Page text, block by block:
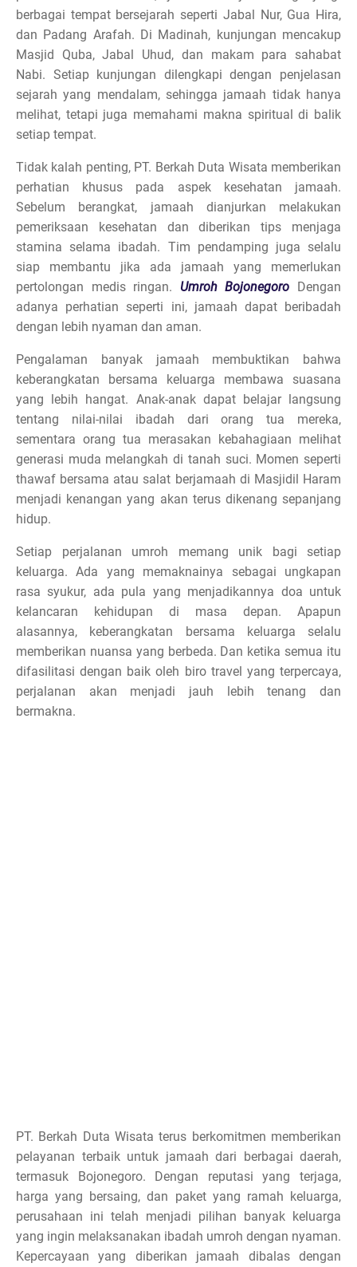
berbagai tempat bersejarah seperti Jabal Nur, Gua Hira,
dan Padang Arafah. Di Madinah, kunjungan mencakup
Masjid Quba, Jabal Uhud, dan makam para sahabat
Nabi. Setiap kunjungan dilengkapi dengan penjelasan
sejarah yang mendalam, sehingga jamaah tidak hanya
melihat, tetapi juga memahami makna spiritual di balik
setiap tempat.
Tidak kalah penting, PT. Berkah Duta Wisata memberikan
perhatian khusus pada aspek kesehatan jamaah.
Sebelum berangkat, jamaah dianjurkan melakukan
pemeriksaan kesehatan dan diberikan tips menjaga
stamina selama ibadah. Tim pendamping juga selalu
siap membantu jika ada jamaah yang memerlukan
pertolongan medis ringan. Umroh Bojonegoro Dengan
adanya perhatian seperti ini, jamaah dapat beribadah
dengan lebih nyaman dan aman.
Pengalaman banyak jamaah membuktikan bahwa
keberangkatan bersama keluarga membawa suasana
yang lebih hangat. Anak-anak dapat belajar langsung
tentang nilai-nilai ibadah dari orang tua mereka,
sementara orang tua merasakan kebahagiaan melihat
generasi muda melangkah di tanah suci. Momen seperti
thawaf bersama atau salat berjamaah di Masjidil Haram
menjadi kenangan yang akan terus dikenang sepanjang
hidup.
Setiap perjalanan umroh memang unik bagi setiap
keluarga. Ada yang memaknainya sebagai ungkapan
rasa syukur, ada pula yang menjadikannya doa untuk
kelancaran kehidupan di masa depan. Apapun
alasannya, keberangkatan bersama keluarga selalu
memberikan nuansa yang berbeda. Dan ketika semua itu
difasilitasi dengan baik oleh biro travel yang terpercaya,
perjalanan akan menjadi jauh lebih tenang dan
bermakna.
PT. Berkah Duta Wisata terus berkomitmen memberikan
pelayanan terbaik untuk jamaah dari berbagai daerah,
termasuk Bojonegoro. Dengan reputasi yang terjaga,
harga yang bersaing, dan paket yang ramah keluarga,
perusahaan ini telah menjadi pilihan banyak keluarga
yang ingin melaksanakan ibadah umroh dengan nyaman.
Kepercayaan yang diberikan jamaah dibalas dengan